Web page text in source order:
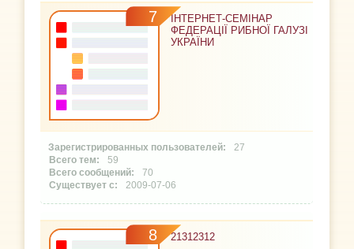
7
ІНТЕРНЕТ-СЕМІНАР
ФЕДЕРАЦІЇ РИБНОЇ ГАЛУЗІ
УКРАЇНИ
27
59
70
2009-07-06
8 21312312